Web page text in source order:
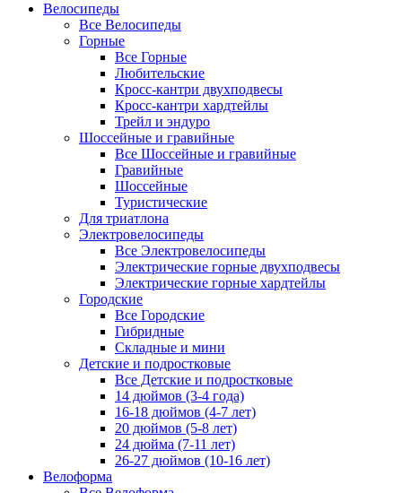
Велосипеды
Все Велосипеды
Горные
Все Горные
Любительские
Кросс-кантри двухподвесы
Кросс-кантри хардтейлы
Трейл и эндуро
Шоссейные и гравийные
Все Шоссейные и гравийные
Гравийные
Шоссейные
Туристические
Для триатлона
Электровелосипеды
Все Электровелосипеды
Электрические горные двухподвесы
Электрические горные хардтейлы
Городские
Все Городские
Гибридные
Складные и мини
Детские и подростковые
Все Детские и подростковые
14 дюймов (3-4 года)
16-18 дюймов (4-7 лет)
20 дюймов (5-8 лет)
24 дюйма (7-11 лет)
26-27 дюймов (10-16 лет)
Велоформа